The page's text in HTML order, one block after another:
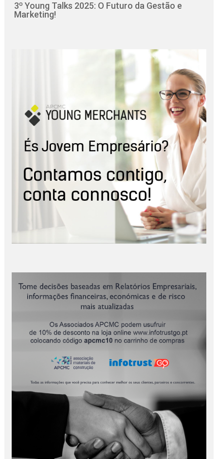
3º Young Talks 2025: O Futuro da Gestão e
Marketing!